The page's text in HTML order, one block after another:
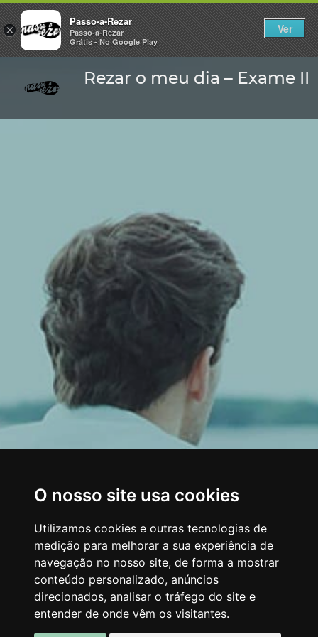
O nosso site usa cookies
Utilizamos cookies e outras tecnologias de
medição para melhorar a sua experiência de
navegação no nosso site, de forma a mostrar
conteúdo personalizado, anúncios
direcionados, analisar o tráfego do site e
entender de onde vêm os visitantes.
×
Passo-a-Rezar
Passo-a-Rezar
Grátis - No Google Play
Ver
Rezar o meu dia – Exame II